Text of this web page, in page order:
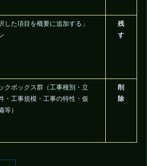
した項目を概要に追加する」
残
す
クボックス群（工事種別・立
・工事規模・工事の特性・仮
等）
削
除